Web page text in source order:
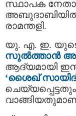
സ്ഥാപക
അബുദാബിയിൽ
രാമന്തളി.
യു. എ. ഇ. യുടെ
സുൽത്താൻ
ആദ്യമായി
‘ശൈഖ്